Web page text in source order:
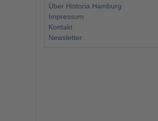
Über Historia Hamburg
Impressum
Kontakt
Newsletter